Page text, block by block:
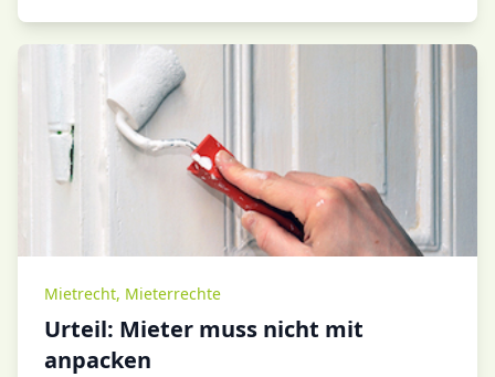
Mietrecht, Mieterrechte
Urteil: Mieter muss nicht mit
anpacken